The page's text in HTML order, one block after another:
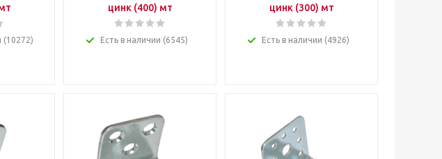
(10272)
цинк (400) мт
Есть в наличии (6545)
цинк (300) мт
Есть в наличии (4926)